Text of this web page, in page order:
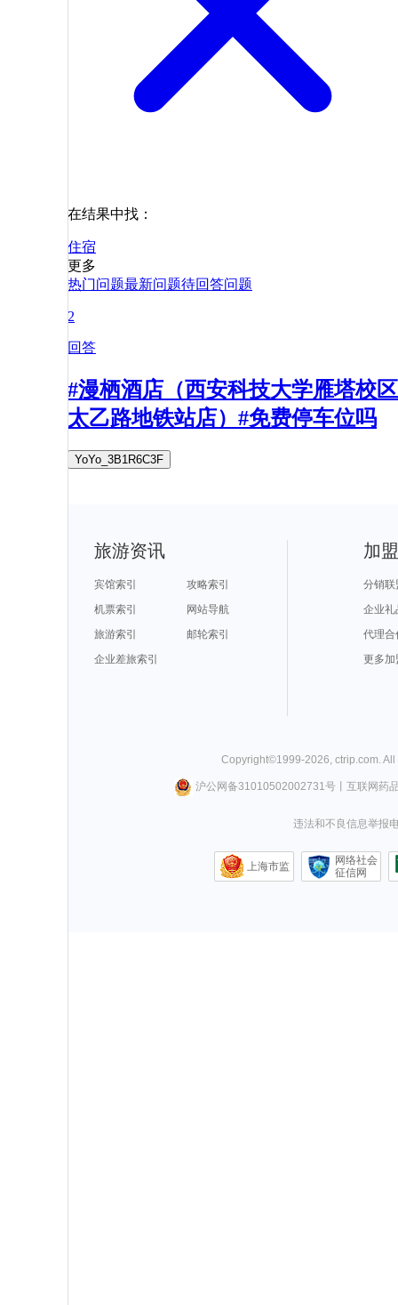
在结果中找：
住宿
更多
热门问题最新问题待回答问题
2
回答
#漫栖酒店（西安科技大学雁塔校区
太乙路地铁站店）#免费停车位吗
YoYo_3B1R6C3F
旅游资讯
宾馆索引
攻略索引
机票索引
网站导航
旅游索引
邮轮索引
企业差旅索引
加
分销联
企业礼
代理合
更多加
Copyright©1999-2026 ctrip.com .
沪公网备31010502002731号丨 互联网药
违法和不良信息举报
上海市监
网络社会
征信网